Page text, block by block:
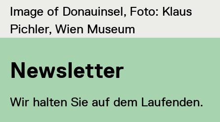
Image of Donauinsel, Foto: Klaus
Pichler, Wien Museum
Newsletter
Wir halten Sie auf dem Laufenden.